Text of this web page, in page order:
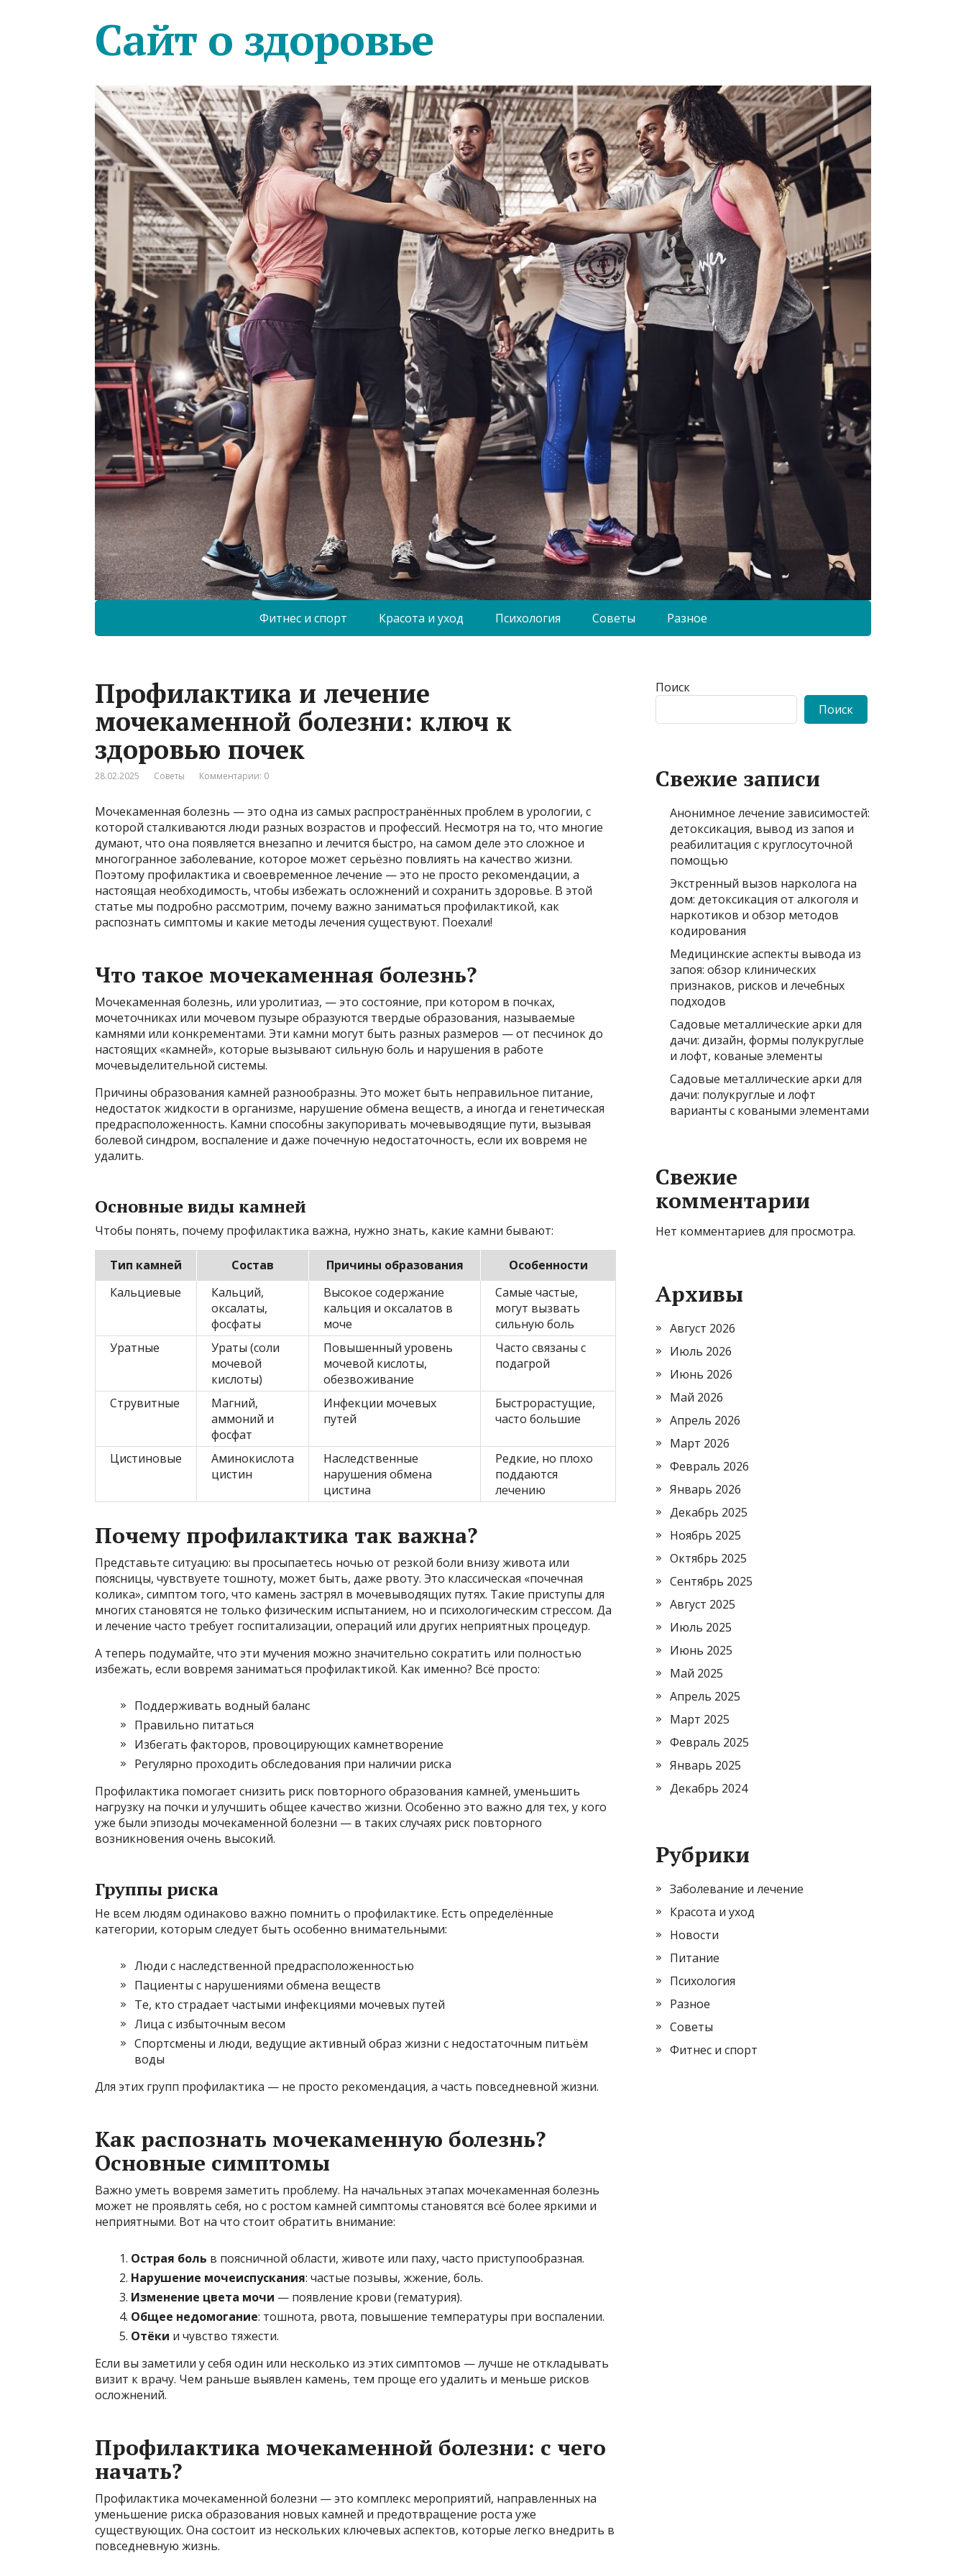
Сайт о здоровье
Фитнес и спорт Красота и уход Психология Советы Разное
Профилактика и лечение
мочекаменной болезни: ключ к
здоровью почек
28.02.2025 Советы Комментарии: 0
Мочекаменная болезнь — это одна из самых распространённых проблем в урологии, с
которой сталкиваются люди разных возрастов и профессий. Несмотря на то, что многие
думают, что она появляется внезапно и лечится быстро, на самом деле это сложное и
многогранное заболевание, которое может серьёзно повлиять на качество жизни.
Поэтому профилактика и своевременное лечение — это не просто рекомендации, а
настоящая необходимость, чтобы избежать осложнений и сохранить здоровье. В этой
статье мы подробно рассмотрим, почему важно заниматься профилактикой, как
распознать симптомы и какие методы лечения существуют. Поехали!
Что такое мочекаменная болезнь?
Мочекаменная болезнь, или уролитиаз, — это состояние, при котором в почках,
мочеточниках или мочевом пузыре образуются твердые образования, называемые
камнями или конкрементами. Эти камни могут быть разных размеров — от песчинок до
настоящих «камней», которые вызывают сильную боль и нарушения в работе
мочевыделительной системы.
Причины образования камней разнообразны. Это может быть неправильное питание,
недостаток жидкости в организме, нарушение обмена веществ, а иногда и генетическая
предрасположенность. Камни способны закупоривать мочевыводящие пути, вызывая
болевой синдром, воспаление и даже почечную недостаточность, если их вовремя не
удалить.
Основные виды камней
Чтобы понять, почему профилактика важна, нужно знать, какие камни бывают:
Тип камней Состав Причины образования
Особенности
Кальциевые
Кальций,
оксалаты,
фосфаты
Высокое содержание
кальция и оксалатов в
моче
Самые частые,
могут вызвать
сильную боль
Уратные
Ураты (соли
мочевой
кислоты)
Повышенный уровень
мочевой кислоты,
обезвоживание
Часто связаны с
подагрой
Струвитные
Магний,
аммоний и
фосфат
Инфекции мочевых
путей
Быстрорастущие,
часто большие
Цистиновые
Аминокислота
цистин
Наследственные
нарушения обмена
цистина
Редкие, но плохо
поддаются
лечению
Почему профилактика так важна?
Представьте ситуацию: вы просыпаетесь ночью от резкой боли внизу живота или
поясницы, чувствуете тошноту, может быть, даже рвоту. Это классическая «почечная
колика», симптом того, что камень застрял в мочевыводящих путях. Такие приступы для
многих становятся не только физическим испытанием, но и психологическим стрессом. Да
и лечение часто требует госпитализации, операций или других неприятных процедур.
А теперь подумайте, что эти мучения можно значительно сократить или полностью
избежать, если вовремя заниматься профилактикой. Как именно? Всё просто:
Поддерживать водный баланс
Правильно питаться
Избегать факторов, провоцирующих камнетворение
Регулярно проходить обследования при наличии риска
Профилактика помогает снизить риск повторного образования камней, уменьшить
нагрузку на почки и улучшить общее качество жизни. Особенно это важно для тех, у кого
уже были эпизоды мочекаменной болезни — в таких случаях риск повторного
возникновения очень высокий.
Группы риска
Не всем людям одинаково важно помнить о профилактике. Есть определённые
категории, которым следует быть особенно внимательными:
Люди с наследственной предрасположенностью
Пациенты с нарушениями обмена веществ
Те, кто страдает частыми инфекциями мочевых путей
Лица с избыточным весом
Спортсмены и люди, ведущие активный образ жизни с недостаточным питьём
воды
Для этих групп профилактика — не просто рекомендация, а часть повседневной жизни.
Как распознать мочекаменную болезнь?
Основные симптомы
Важно уметь вовремя заметить проблему. На начальных этапах мочекаменная болезнь
может не проявлять себя, но с ростом камней симптомы становятся всё более яркими и
неприятными. Вот на что стоит обратить внимание:
Острая боль в поясничной области, животе или паху, часто приступообразная.
Нарушение мочеиспускания: частые позывы, жжение, боль.
Изменение цвета мочи — появление крови (гематурия).
Общее недомогание: тошнота, рвота, повышение температуры при воспалении.
Отёки и чувство тяжести.
Если вы заметили у себя один или несколько из этих симптомов — лучше не откладывать
визит к врачу. Чем раньше выявлен камень, тем проще его удалить и меньше рисков
осложнений.
Профилактика мочекаменной болезни: с чего
начать?
Профилактика мочекаменной болезни — это комплекс мероприятий, направленных на
уменьшение риска образования новых камней и предотвращение роста уже
существующих. Она состоит из нескольких ключевых аспектов, которые легко внедрить в
повседневную жизнь.
Поиск
Поиск
Свежие записи
Анонимное лечение зависимостей:
детоксикация, вывод из запоя и
реабилитация с круглосуточной
помощью
Экстренный вызов нарколога на
дом: детоксикация от алкоголя и
наркотиков и обзор методов
кодирования
Медицинские аспекты вывода из
запоя: обзор клинических
признаков, рисков и лечебных
подходов
Садовые металлические арки для
дачи: дизайн, формы полукруглые
и лофт, кованые элементы
Садовые металлические арки для
дачи: полукруглые и лофт
варианты с коваными элементами
Свежие
комментарии
Нет комментариев для просмотра.
Архивы
Август 2026
Июль 2026
Июнь 2026
Май 2026
Апрель 2026
Март 2026
Февраль 2026
Январь 2026
Декабрь 2025
Ноябрь 2025
Октябрь 2025
Сентябрь 2025
Август 2025
Июль 2025
Июнь 2025
Май 2025
Апрель 2025
Март 2025
Февраль 2025
Январь 2025
Декабрь 2024
Рубрики
Заболевание и лечение
Красота и уход
Новости
Питание
Психология
Разное
Советы
Фитнес и спорт